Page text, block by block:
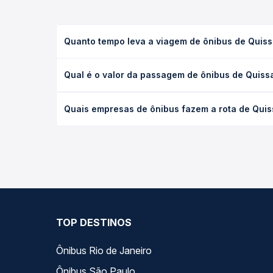
Quanto tempo leva a viagem de ônibus de
leito) e as condições de tráfego. Na Quero
Qual é o valor da passagem de ônibus de
antecedência da compra. Na Quero Passagem
Quais empresas de ônibus fazem a rota de
TOP DESTINOS
Ônibus Rio de Janeiro